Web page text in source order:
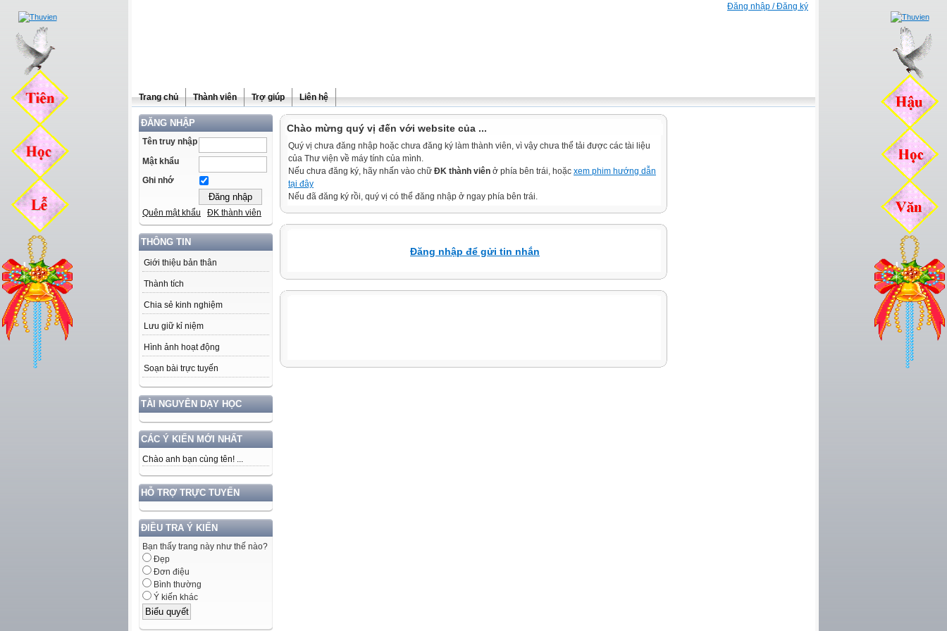
Đăng nhập / Đăng ký
Trang chủ Thành viên Trợ giúp Liên hệ
ĐĂNG NHẬP
Tên truy nhập
Mật khẩu
Ghi nhớ
Quên mật khẩu ĐK thành viên
THÔNG TIN
Giới thiệu bản thân
Thành tích
Chia sẻ kinh nghiệm
Lưu giữ kỉ niệm
Hình ảnh hoạt động
Soạn bài trực tuyến
TÀI NGUYÊN DẠY HỌC
CÁC Ý KIẾN MỚI NHẤT
Chào anh bạn cùng tên! ...
HỖ TRỢ TRỰC TUYẾN
ĐIỀU TRA Ý KIẾN
Bạn thấy trang này như thế nào?
Đẹp
Đơn điệu
Bình thường
Ý kiến khác
Chào mừng quý vị đến với website của ...
Quý vị chưa đăng nhập hoặc chưa đăng ký làm thành viên, vì vậy chưa thể tải được các tài liệu
của Thư viện về máy tính của mình.
Nếu chưa đăng ký, hãy nhấn vào chữ ĐK thành viên ở phía bên trái, hoặc xem phim hướng dẫn
tại đây
Nếu đã đăng ký rồi, quý vị có thể đăng nhập ở ngay phía bên trái.
Đăng nhập để gửi tin nhắn